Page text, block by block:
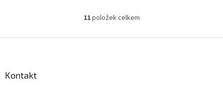
O
l
11položek celkem
Kontakt